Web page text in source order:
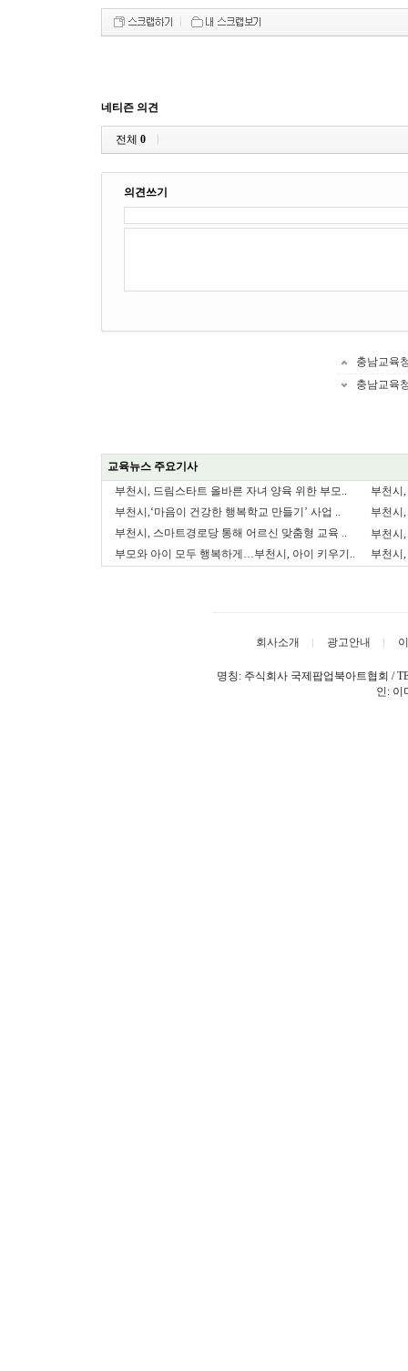
네티즌 의견
전체 0
의견쓰기
충남교육
충남교육
교육뉴스 주요기사
부천시, 드림스타트 올바른 자녀 양육 위한 부모..
부천시
부천시,‘마음이 건강한 행복학교 만들기’ 사업 ..
부천시
부천시, 스마트경로당 통해 어르신 맞춤형 교육 ..
부천시
부모와 아이 모두 행복하게…부천시, 아이 키우기..
부천시
회사소개 광고안내
명칭: 주식회사 국제팝업북아트협회 /
인: 이